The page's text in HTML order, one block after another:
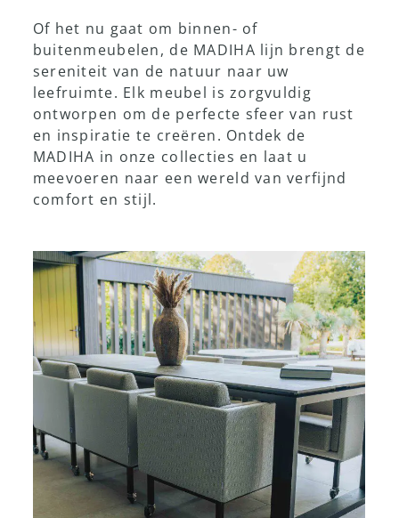
Of het nu gaat om binnen- of
buitenmeubelen, de MADIHA lijn brengt de
sereniteit van de natuur naar uw
leefruimte. Elk meubel is zorgvuldig
ontworpen om de perfecte sfeer van rust
en inspiratie te creëren. Ontdek de
MADIHA in onze collecties en laat u
meevoeren naar een wereld van verfijnd
comfort en stijl.